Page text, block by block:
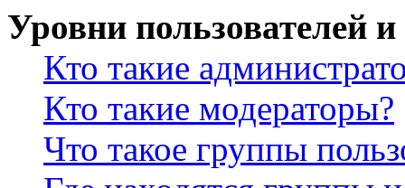
Уровни пользователей
Кто такие
Кто такие модераторы?
Что такое группы